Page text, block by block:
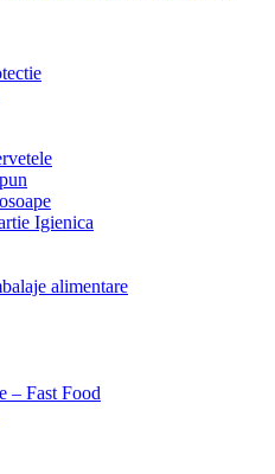
Igienica
alimentare
– Fast Food